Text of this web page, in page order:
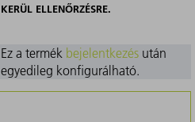
KERÜL ELLENŐRZÉSRE.
Ez a termék bejelentkezésután
egyedileg konfigurálható.